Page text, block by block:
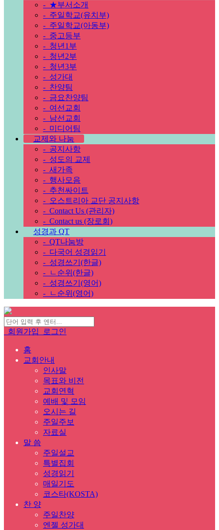
- ★부서소개
- 주일학교(유치부)
- 주일학교(아동부)
- 중고등부
- 청년1부
- 청년2부
- 청년3부
- 성가대
- 찬양팀
- 금요찬양팀
- 여선교회
- 남선교회
- 미디어팀
교제와 나눔
- 공지사항
- 성도의 교제
- 새가족
- 행사모음
- 추천싸이트
- 오스트리아 교단 공지사항
- Contact Us (관리자)
- Contact us (장로회)
성경과 QT
- QT나눔방
- 다국어 성경읽기
- 성경쓰기(한글)
-
ㄴ순위(한글)
- 성경쓰기(영어)
-
ㄴ순위(영어)
회원가입 로그인
홈
교회안내
인사말
목표와 비전
교회연혁
예배 및 모임
오시는 길
주일주보
자료실
말 씀
주일설교
특별집회
성경읽기
매일기도
코스타(KOSTA)
찬 양
주일찬양
엔젤 성가대